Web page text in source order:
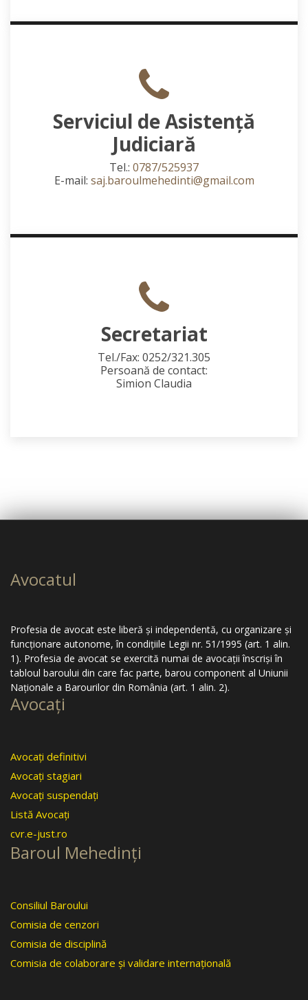
Serviciul de Asistență
Judiciară
Tel.: 0787/525937
E-mail: saj.baroulmehedinti@gmail.com
Secretariat
Tel./Fax: 0252/321.305
Persoană de contact:
Simion Claudia
Avocatul
Profesia de avocat este liberă şi independentă, cu organizare şi
funcţionare autonome, în condiţiile Legii nr. 51/1995 (art. 1 alin.
1). Profesia de avocat se exercită numai de avocaţii înscrişi în
tabloul baroului din care fac parte, barou component al Uniunii
Naţionale a Barourilor din România (art. 1 alin. 2).
Avocaţi
Avocaţi definitivi
Avocaţi stagiari
Avocaţi suspendaţi
Listă Avocaţi
cvr.e-just.ro
Baroul Mehedinţi
Consiliul Baroului
Comisia de cenzori
Comisia de disciplină
Comisia de colaborare şi validare internaţională